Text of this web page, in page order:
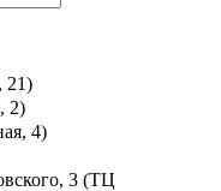
21)
2)
4)
3 (ТЦ